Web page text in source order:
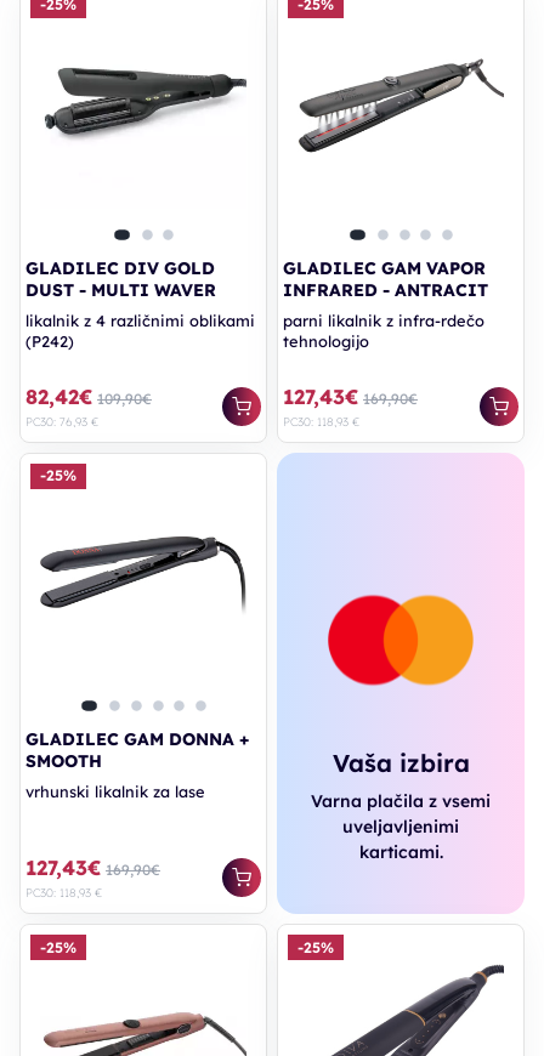
-25%
GLADILEC DIV GOLD
DUST - MULTI WAVER
likalnik z 4 različnimi oblikami
(P242)
82,42€ 109,90€
PC30: 76,93 €
-25%
GLADILEC GAM VAPOR
INFRARED - ANTRACIT
parni likalnik z infra-rdečo
tehnologijo
127,43€ 169,90€
PC30: 118,93 €
-25%
GLADILEC GAM DONNA +
SMOOTH
vrhunski likalnik za lase
127,43€ 169,90€
PC30: 118,93 €
Vaša izbira
Varna plačila z vsemi
uveljavljenimi
karticami.
-25% -25%